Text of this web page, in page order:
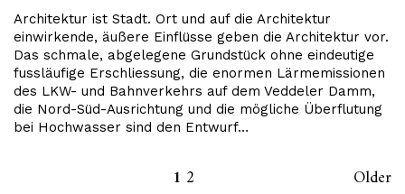
Architektur ist Stadt. Ort und auf die Architektur
einwirkende, äußere Einflüsse geben die Architektur vor.
Das schmale, abgelegene Grundstück ohne eindeutige
fussläufige Erschliessung, die enormen Lärmemissionen
des LKW- und Bahnverkehrs auf dem Veddeler Damm,
die Nord-Süd-Ausrichtung und die mögliche Überflutung
bei Hochwasser sind den Entwurf…
1 2 Older